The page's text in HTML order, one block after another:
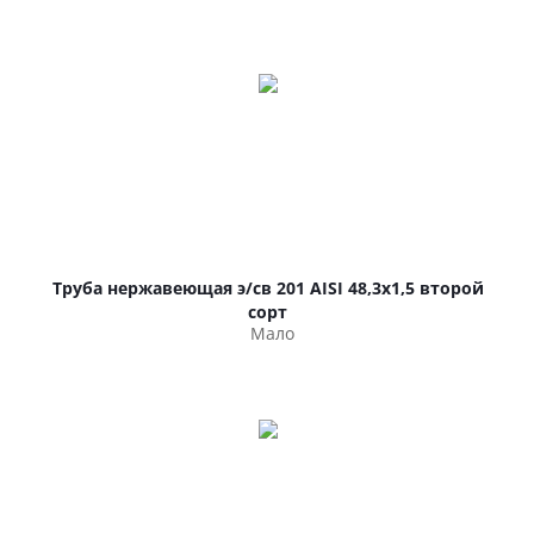
Труба нержавеющая э/св 201 AISI 48,3х1,5 второй
сорт
Мало